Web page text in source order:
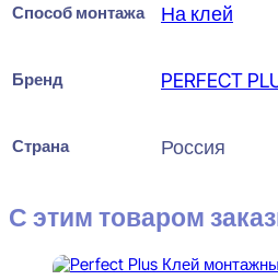
Способ монтажа На клей
Бренд PERFECT
Страна Россия
С этим товаром